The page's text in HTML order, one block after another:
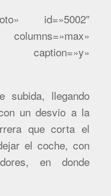
id=»5002″
subida, llegando
un desvio a la
que corta el
el coche, con
en donde